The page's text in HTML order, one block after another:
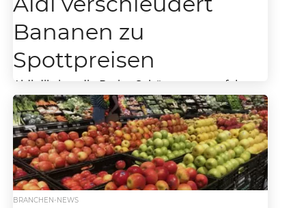
Bananen zu
Spottpreisen
Aldi diktiert die Preise Schätzungen zufolge
verkauft Aldi jedeWoche ca 300 000 Kartons
Bananen. Die gelbe Frucht ist der mit Abstand
stärkste...
BRANCHEN-NEWS